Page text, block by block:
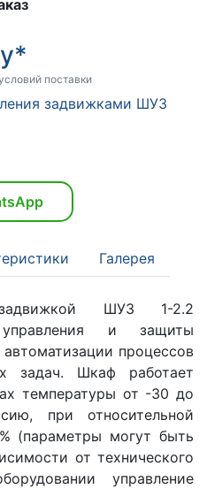
поставки
задвижками ШУЗ
Галерея
ШУЗ 1-2.2
и защиты
процессов
задач. Шкаф работает
температуры от -30 до
при относительной
(параметры могут быть
от технического
управление